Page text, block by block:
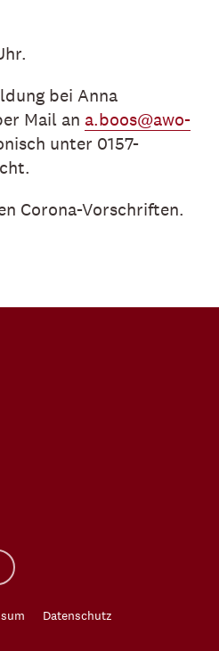
bei Anna
Mail an a.boos@awo-
unter 0157-
Corona-Vorschriften.
Datenschutz